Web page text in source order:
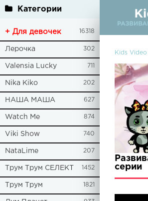
Категории
+ Для девочек 16318
Лерочка 302
Valensia Lucky 711
Nika Kiko 202
НАША МАША 627
Watch Me 874
Viki Show 740
NataLime 207
Трум Трум СЕЛЕКТ 1452
Трум Трум 1821
Kids
серии